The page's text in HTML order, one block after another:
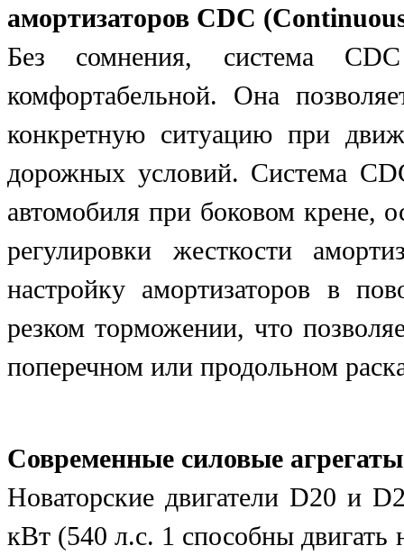
амортизаторов CDC
Без сомнения, система
комфортабельной. Она
конкретную ситуацию при
дорожных условий. Система
автомобиля при боковом крене,
регулировки жесткости
настройку амортизаторов в
резком торможении, что
поперечном или продольном
Современные силовые
Новаторские двигатели D20 и
кВт (540 л.с. 1 способны двигать